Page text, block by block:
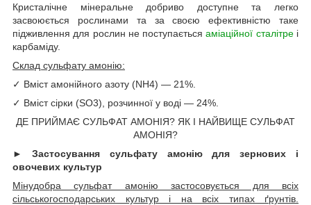
Кристалічне мінеральне добриво доступне та легко
засвоюється рослинами та за своєю ефективністю таке
підживлення для рослин не поступаєтьсяаміаційної сталітреі
карбаміду.
Склад сульфату амонію:
✓ Вміст амонійного азоту (NH4) — 21%.
✓ Вміст сірки (SO3), розчинної у воді — 24%.
ДЕ ПРИЙМАЄ СУЛЬФАТ АМОНІЯ? ЯК І НАЙВИЩЕ СУЛЬФАТ
АМОНІЯ?
►
Застосування сульфату амонію для зернових і
овочевих культур
Мінудобра сульфат амонію застосовується для всіх
сільськогосподарських культур і на всіх типах ґрунтів.